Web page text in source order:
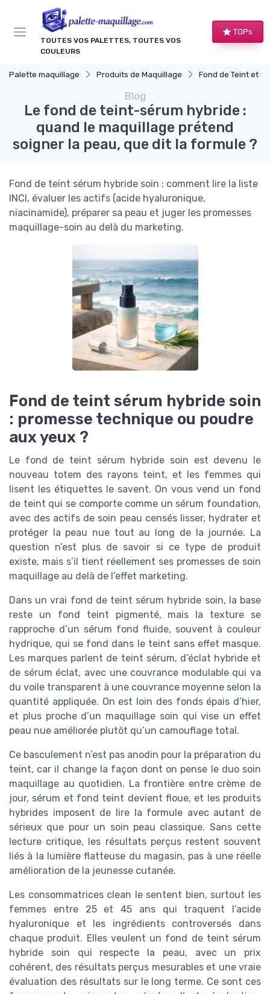
TOUTES VOS PALETTES, TOUTES VOS
COULEURS
TOPs
Palette maquillage Produits de Maquillage Fond de Teint et
Blog
Le fond de teint-sérum hybride :
quand le maquillage prétend
soigner la peau, que dit la formule ?
Fond de teint sérum hybride soin : comment lire la liste
INCI, évaluer les actifs (acide hyaluronique,
niacinamide), préparer sa peau et juger les promesses
maquillage-soin au delà du marketing.
Fond de teint sérum hybride soin
: promesse technique ou poudre
aux yeux ?
Le fond de teint sérum hybride soin est devenu le
nouveau totem des rayons teint, et les femmes qui
lisent les étiquettes le savent. On vous vend un fond
de teint qui se comporte comme un sérum foundation,
avec des actifs de soin peau censés lisser, hydrater et
protéger la peau nue tout au long de la journée. La
question n’est plus de savoir si ce type de produit
existe, mais s’il tient réellement ses promesses de soin
maquillage au delà de l’effet marketing.
Dans un vrai fond de teint sérum hybride soin, la base
reste un fond teint pigmenté, mais la texture se
rapproche d’un sérum fond fluide, souvent à couleur
hydrique, qui se fond dans le teint sans effet masque.
Les marques parlent de teint sérum, d’éclat hybride et
de sérum éclat, avec une couvrance modulable qui va
du voile transparent à une couvrance moyenne selon la
quantité appliquée. On est loin des fonds épais d’hier,
et plus proche d’un maquillage soin qui vise un effet
peau nue améliorée plutôt qu’un camouflage total.
Ce basculement n’est pas anodin pour la préparation du
teint, car il change la façon dont on pense le duo soin
maquillage au quotidien. La frontière entre crème de
jour, sérum et fond teint devient floue, et les produits
hybrides imposent de lire la formule avec autant de
sérieux que pour un soin peau classique. Sans cette
lecture critique, les résultats perçus restent souvent
liés à la lumière flatteuse du magasin, pas à une réelle
amélioration de la jeunesse cutanée.
Les consommatrices clean le sentent bien, surtout les
femmes entre 25 et 45 ans qui traquent l’acide
hyaluronique et les ingrédients controversés dans
chaque produit. Elles veulent un fond de teint sérum
hybride soin qui respecte la peau, avec un prix
cohérent, des résultats perçus mesurables et une vraie
évaluation des résultats sur le long terme. Ce sont ces
Panneau de gestion des cookies